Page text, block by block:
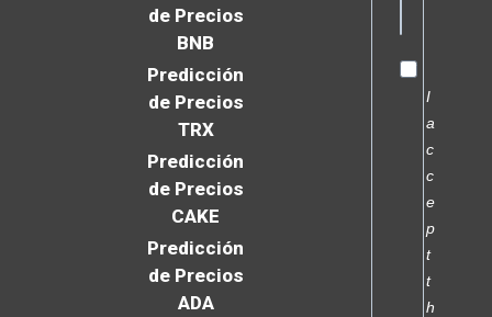
de Precios
BNB
Predicción
de Precios
TRX
Predicción
de Precios
CAKE
Predicción
de Precios
ADA
I
a
c
c
e
p
t
t
h